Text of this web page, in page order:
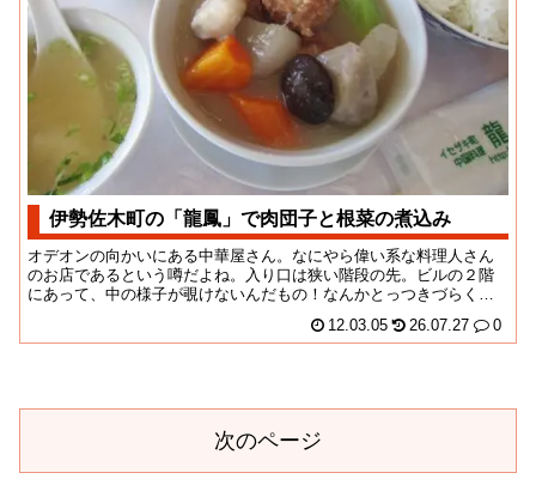
伊勢佐木町の「龍鳳」で肉団子と根菜の煮込み
オデオンの向かいにある中華屋さん。なにやら偉い系な料理人さん
のお店であるという噂だよね。入り口は狭い階段の先。ビルの２階
にあって、中の様子が覗けないんだもの！なんかとっつきづらくて
12.03.05 26.07.27 0
次のページ